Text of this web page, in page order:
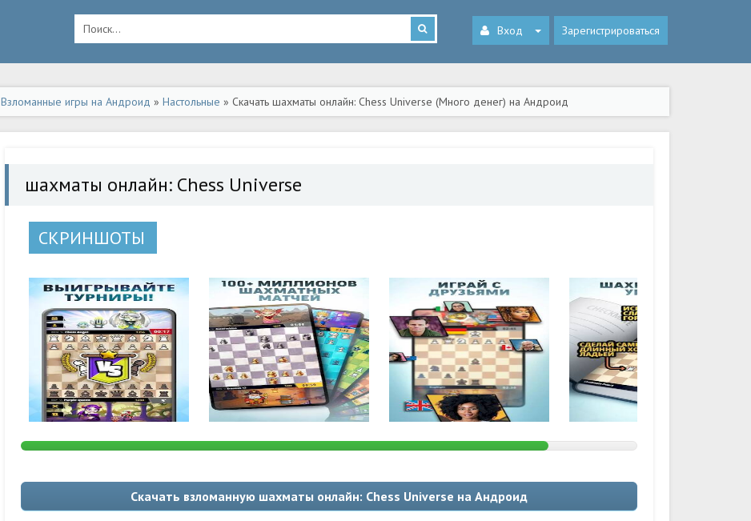
Вход Зарегистрироваться
Взломанные игры на Андроид » Настольные » Скачать шахматы онлайн: Chess Universe (Много денег) на Андроид
шахматы онлайн: Chess Universe
СКРИНШОТЫ
Скачать взломанную шахматы онлайн: Chess Universe на Андроид